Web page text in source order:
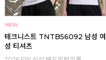
테크니스트 TNTB56092 남성 여
성 티셔츠
2026 FW 신상 배드민턴의류